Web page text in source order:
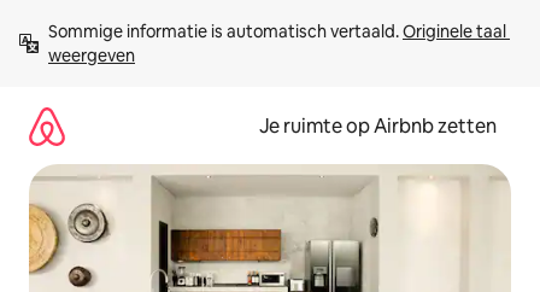
direct
naar
Sommige informatie is automatisch vertaald. Originele taal
weergeven
Je ruimte op Airbnb zetten